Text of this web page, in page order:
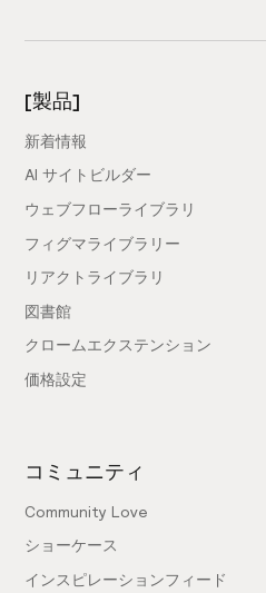
[製品]
新着情報
AI サイトビルダー
ウェブフローライブラリ
フィグマライブラリー
リアクトライブラリ
図書館
クロームエクステンション
価格設定
コミュニティ
Community Love
ショーケース
インスピレーションフィード